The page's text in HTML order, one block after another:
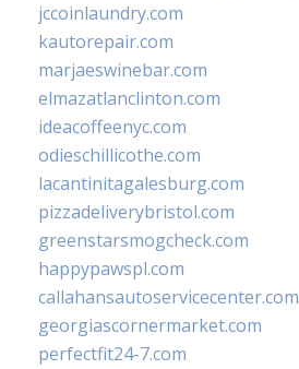
jccoinlaundry.com
kautorepair.com
marjaeswinebar.com
elmazatlanclinton.com
ideacoffeenyc.com
odieschillicothe.com
lacantinitagalesburg.com
pizzadeliverybristol.com
greenstarsmogcheck.com
happypawspl.com
callahansautoservicecenter.com
georgiascornermarket.com
perfectfit24-7.com